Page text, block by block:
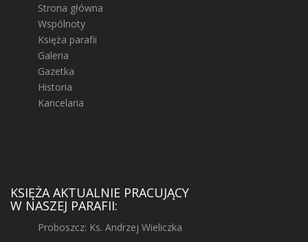
Strona główna
Wspólnoty
Księża parafii
Galeria
Gazetka
Historia
Kancelaria
KSIĘŻA AKTUALNIE PRACUJĄCY
W NASZEJ PARAFII:
Proboszcz: Ks. Andrzej Wieliczka